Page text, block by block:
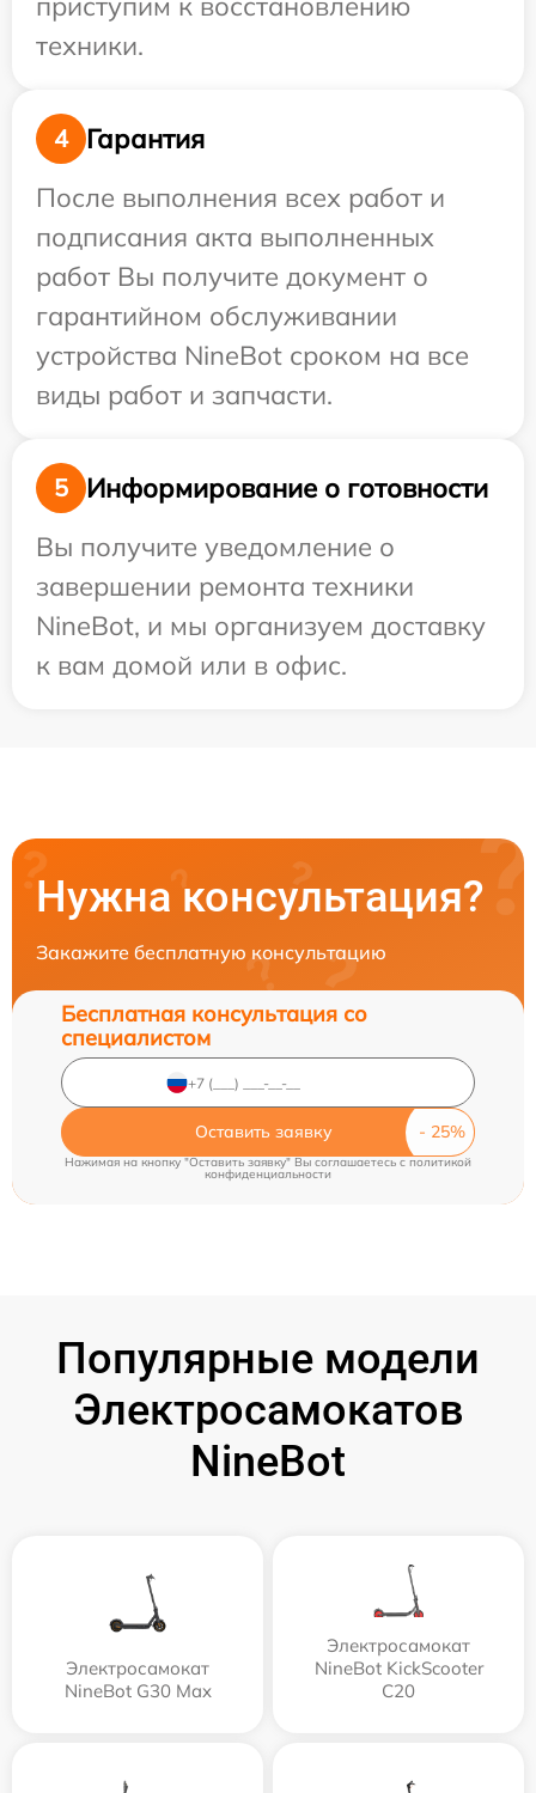
техники.
4
Гарантия
После выполнения всех работ и
подписания акта выполненных
работ Вы получите документ о
гарантийном обслуживании
устройства NineBot сроком на все
виды работ и запчасти.
5
Информирование о готовности
Вы получите уведомление о
завершении ремонта техники
NineBot, и мы организуем доставку
к вам домой или в офис.
Нужна консультация?
Закажите бесплатную консультацию
Бесплатная консультация со
специалистом
Оставить заявку
Нажимая на кнопку "Оставить заявку" Вы соглашаетесь c политикой
конфиденциальности
Популярные модели
Электросамокатов
NineBot
Электросамокат
NineBot G30 Max
Электросамокат
NineBot KickScooter
C20